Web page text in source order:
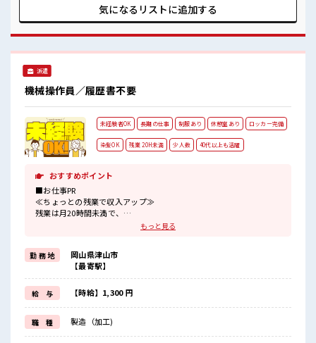
る方にオススメ。 残業は月20時間以上あります♪ ≪動きやす
い制服アリ≫ 制服があるので、 毎日の服装の悩み解消♪ ≪未
ど、 しっかり働く環境が整っています！ イチからスキルUP・
ステップUP目指していきましょう！ ≪自分に向いている仕事
す！ ロッカーあり！ 安心してお仕事に集中♪ 残業が多めだか
らしっかり稼ぎたい方にもオススメ！ 高収入もバッチリ目指
せますよ！
気になるリストに追加する
派遣
機械操作員／履歴書不要
未経験者OK 長期の仕事 制服あり 休憩室あり ロッカー完備
染髪OK 残業 20H未満 少人数 40代以上も活躍
おすすめポイント
■お仕事PR
≪ちょっとの残業で収入アップ≫
残業は月20時間未満で、
基本的に髪色自由で明るすぎたり奇抜でなければOKです！
(規定有)制服があると毎日の服選びに悩まずOK♪
≪未経験でも活躍できる≫
新しいことにチャレンジするのは不安だけど、
しっかり働く環境が整っています！
イチからスキルUP・ステップUP目指していきましょう！
≪様々なお仕事をご提案≫
一人で悩まず気軽に相談できる、
派遣のお仕事です！
もっと見る
勤 務 地
岡山県津山市
【最寄駅】
給 与 【時給】1,300 円
職 種 製造（加工)